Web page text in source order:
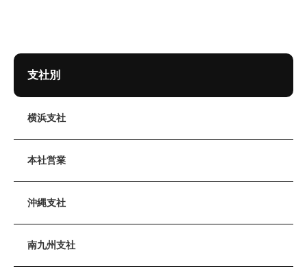
支社別
横浜支社
本社営業
沖縄支社
南九州支社